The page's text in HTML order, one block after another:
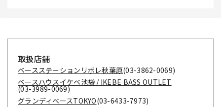
取扱店舗
ベースステーションリボレ秋葉原(03-3862-0069)
ベースハウスイケベ池袋 / IKEBE BASS OUTLET
(03-3989-0069)
グランディベースTOKYO(03-6433-7973)